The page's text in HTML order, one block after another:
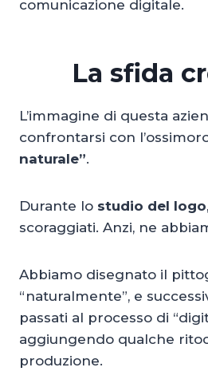
comunicazione digitale.
La sfida
L’immagine di questa
confrontarsi con
naturale”.
Durante lo studio del logo
scoraggiati. Anzi, ne
Abbiamo disegnato il
“naturalmente”, e
passati al processo di
aggiungendo qualche
produzione.